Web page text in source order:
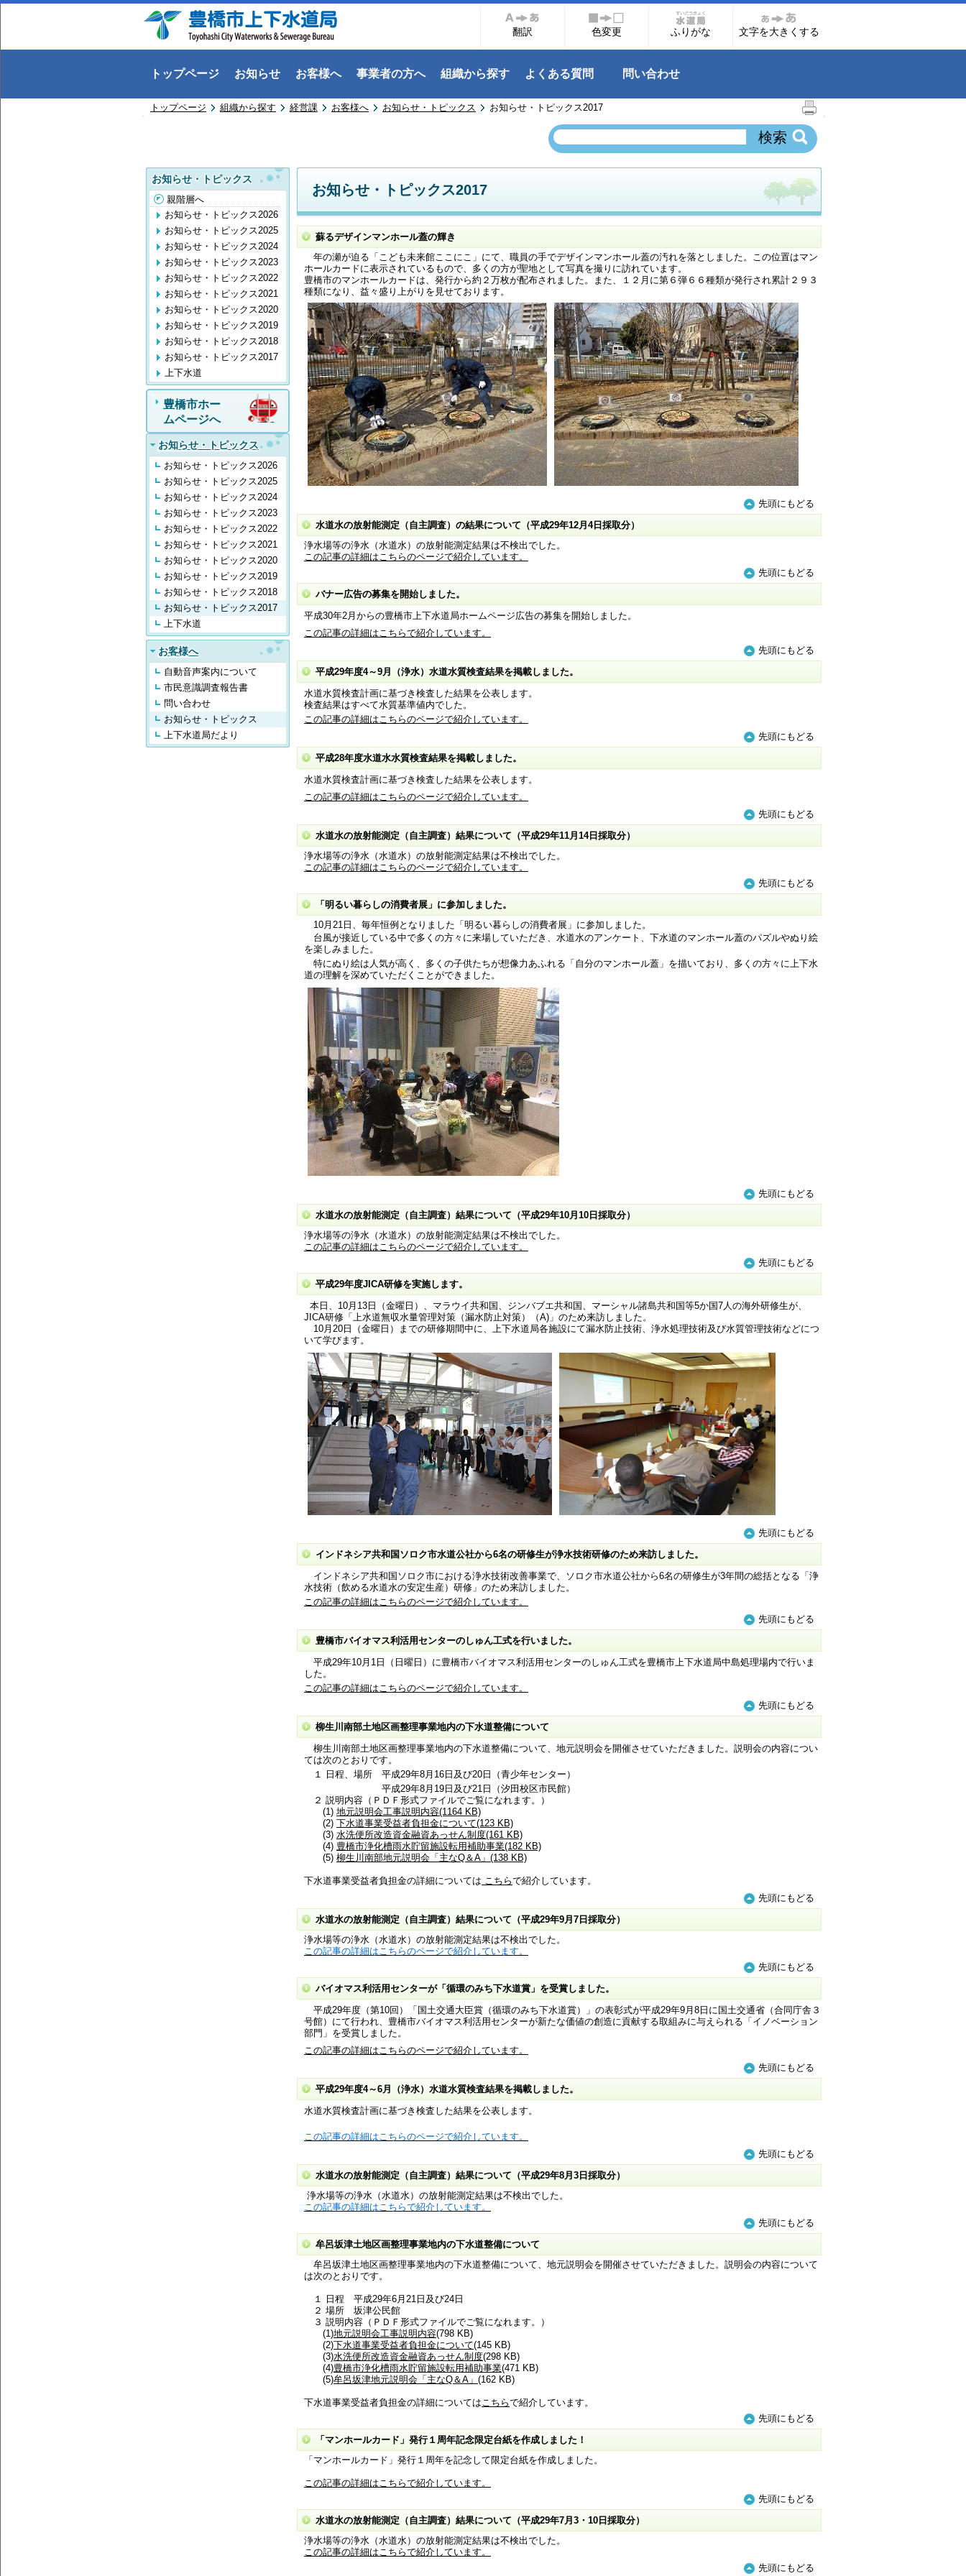
翻訳 色変更 ふりがな 文字を大きくする
トップページ お知らせ お客様へ 事業者の方へ 組織から探す よくある質問 問い合わせ
トップページ 組織から探す 経営課 お客様へ お知らせ・トピックス お知らせ・トピックス2017
お知らせ・トピックス
親階層へ
お知らせ・トピックス2026
お知らせ・トピックス2025
お知らせ・トピックス2024
お知らせ・トピックス2023
お知らせ・トピックス2022
お知らせ・トピックス2021
お知らせ・トピックス2020
お知らせ・トピックス2019
お知らせ・トピックス2018
お知らせ・トピックス2017
上下水道
豊橋市ホー
ムページへ
お知らせ・トピックス
お知らせ・トピックス2026
お知らせ・トピックス2025
お知らせ・トピックス2024
お知らせ・トピックス2023
お知らせ・トピックス2022
お知らせ・トピックス2021
お知らせ・トピックス2020
お知らせ・トピックス2019
お知らせ・トピックス2018
お知らせ・トピックス2017
上下水道
お客様へ
自動音声案内について
市民意識調査報告書
問い合わせ
お知らせ・トピックス
上下水道局だより
お知らせ・トピックス2017
蘇るデザインマンホール蓋の輝き
年の瀬が迫る「こども未来館ここにこ」にて、職員の手でデザインマンホール蓋の汚れを落としました。この位置はマン
ホールカードに表示されているもので、多くの方が聖地として写真を撮りに訪れています。
豊橋市のマンホールカードは、発行から約２万枚が配布されました。また、１２月に第６弾６６種類が発行され累計２９３
種類になり、益々盛り上がりを見せております。
先頭にもどる
水道水の放射能測定（自主調査）の結果について（平成29年12月4日採取分）
浄水場等の浄水（水道水）の放射能測定結果は不検出でした。
この記事の詳細はこちらのページで紹介しています。
先頭にもどる
バナー広告の募集を開始しました。
平成30年2月からの豊橋市上下水道局ホームページ広告の募集を開始しました。
この記事の詳細はこちらで紹介しています。
先頭にもどる
平成29年度4～9月（浄水）水道水質検査結果を掲載しました。
水道水質検査計画に基づき検査した結果を公表します。
検査結果はすべて水質基準値内でした。
この記事の詳細はこちらのページで紹介しています。
先頭にもどる
平成28年度水道水水質検査結果を掲載しました。
水道水質検査計画に基づき検査した結果を公表します。
この記事の詳細はこちらのページで紹介しています。
先頭にもどる
水道水の放射能測定（自主調査）結果について（平成29年11月14日採取分）
浄水場等の浄水（水道水）の放射能測定結果は不検出でした。
この記事の詳細はこちらのページで紹介しています。
先頭にもどる
「明るい暮らしの消費者展」に参加しました。
10月21日、毎年恒例となりました「明るい暮らしの消費者展」に参加しました。
台風が接近している中で多くの方々に来場していただき、水道水のアンケート、下水道のマンホール蓋のパズルやぬり絵
を楽しみました。
特にぬり絵は人気が高く、多くの子供たちが想像力あふれる「自分のマンホール蓋」を描いており、多くの方々に上下水
道の理解を深めていただくことができました。
先頭にもどる
水道水の放射能測定（自主調査）結果について（平成29年10月10日採取分）
浄水場等の浄水（水道水）の放射能測定結果は不検出でした。
この記事の詳細はこちらのページで紹介しています。
先頭にもどる
平成29年度JICA研修を実施します。
本日、10月13日（金曜日）、マラウイ共和国、ジンバブエ共和国、マーシャル諸島共和国等5か国7人の海外研修生が、
JICA研修「上水道無収水量管理対策（漏水防止対策）（A)」のため来訪しました。
10月20日（金曜日）までの研修期間中に、上下水道局各施設にて漏水防止技術、浄水処理技術及び水質管理技術などにつ
いて学びます。
先頭にもどる
インドネシア共和国ソロク市水道公社から6名の研修生が浄水技術研修のため来訪しました。
インドネシア共和国ソロク市における浄水技術改善事業で、ソロク市水道公社から6名の研修生が3年間の総括となる「浄
水技術（飲める水道水の安定生産）研修」のため来訪しました。
この記事の詳細はこちらのページで紹介しています。
先頭にもどる
豊橋市バイオマス利活用センターのしゅん工式を行いました。
平成29年10月1日（日曜日）に豊橋市バイオマス利活用センターのしゅん工式を豊橋市上下水道局中島処理場内で行いま
した。
この記事の詳細はこちらのページで紹介しています。
先頭にもどる
柳生川南部土地区画整理事業地内の下水道整備について
柳生川南部土地区画整理事業地内の下水道整備について、地元説明会を開催させていただきました。説明会の内容につい
ては次のとおりです。
１ 日程、場所 平成29年8月16日及び20日（青少年センター）
平成29年8月19日及び21日（汐田校区市民館）
２ 説明内容（ＰＤＦ形式ファイルでご覧になれます。）
(1) 地元説明会工事説明内容(1164 KB)
(2) 下水道事業受益者負担金について(123 KB)
(3) 水洗便所改造資金融資あっせん制度(161 KB)
(4) 豊橋市浄化槽雨水貯留施設転用補助事業(182 KB)
(5) 柳生川南部地元説明会「主なQ＆A」(138 KB)
下水道事業受益者負担金の詳細については こちらで紹介しています。
先頭にもどる
水道水の放射能測定（自主調査）結果について（平成29年9月7日採取分）
浄水場等の浄水（水道水）の放射能測定結果は不検出でした。
この記事の詳細はこちらのページで紹介しています。
先頭にもどる
バイオマス利活用センターが「循環のみち下水道賞」を受賞しました。
平成29年度（第10回）「国土交通大臣賞（循環のみち下水道賞）」の表彰式が平成29年9月8日に国土交通省（合同庁舎３
号館）にて行われ、豊橋市バイオマス利活用センターが新たな価値の創造に貢献する取組みに与えられる「イノベーション
部門」を受賞しました。
この記事の詳細はこちらのページで紹介しています。
先頭にもどる
平成29年度4～6月（浄水）水道水質検査結果を掲載しました。
水道水質検査計画に基づき検査した結果を公表します。
この記事の詳細はこちらのページで紹介しています。
先頭にもどる
水道水の放射能測定（自主調査）結果について（平成29年8月3日採取分）
浄水場等の浄水（水道水）の放射能測定結果は不検出でした。
この記事の詳細はこちらで紹介しています。
先頭にもどる
牟呂坂津土地区画整理事業地内の下水道整備について
牟呂坂津土地区画整理事業地内の下水道整備について、地元説明会を開催させていただきました。説明会の内容について
は次のとおりです。
１ 日程 平成29年6月21日及び24日
２ 場所 坂津公民館
３ 説明内容（ＰＤＦ形式ファイルでご覧になれます。）
(1)地元説明会工事説明内容(798 KB)
(2)下水道事業受益者負担金について(145 KB)
(3)水洗便所改造資金融資あっせん制度(298 KB)
(4)豊橋市浄化槽雨水貯留施設転用補助事業(471 KB)
(5)牟呂坂津地元説明会「主なQ＆A」 (162 KB)
下水道事業受益者負担金の詳細についてはこちらで紹介しています。
先頭にもどる
「マンホールカード」発行１周年記念限定台紙を作成しました！
「マンホールカード」発行１周年を記念して限定台紙を作成しました。
この記事の詳細はこちらで紹介しています。
先頭にもどる
水道水の放射能測定（自主調査）結果について（平成29年7月3・10日採取分）
浄水場等の浄水（水道水）の放射能測定結果は不検出でした。
この記事の詳細はこちらで紹介しています。
先頭にもどる